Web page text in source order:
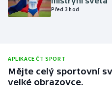
Plavání
Ragby
Rychlobruslení
Před 3 hod
APLIKACE ČT SPORT
Mějte celý sportovní
velké obrazovce.